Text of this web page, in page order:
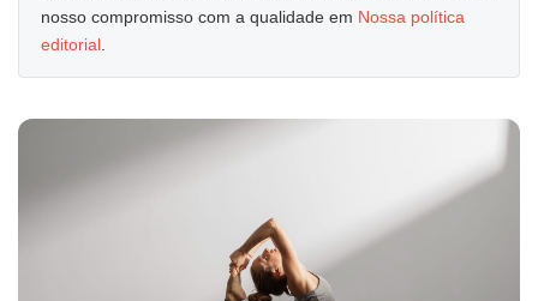
nosso compromisso com a qualidade em Nossa política
editorial